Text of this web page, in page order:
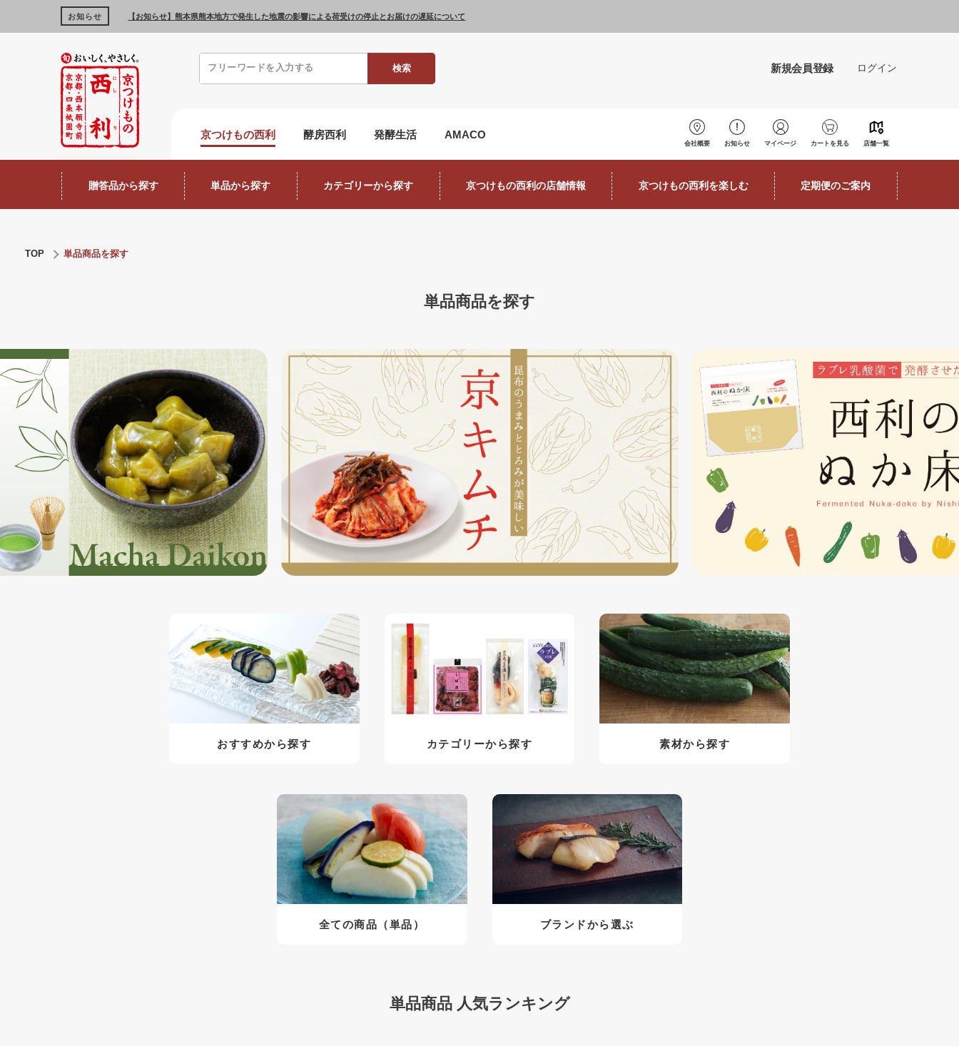
お知らせ 【お知らせ】熊本県熊本地方で発生した地震の影響による荷受けの停止とお届けの遅延について
検索 新規会員登録 ログイン
京つけもの西利 酵房西利 発酵生活 AMACO
会社概要 お知らせ マイページ カートを見る 店舗一覧
贈答品から探す 単品から探す カテゴリーから探す 京つけもの西利の店舗情報 京つけもの西利を楽しむ 定期便のご案内
TOP 単品商品を探す
単品商品を探す
おすすめから探す カテゴリーから探す 素材から探す
全ての商品（単品） ブランドから選ぶ
単品商品 人気ランキング